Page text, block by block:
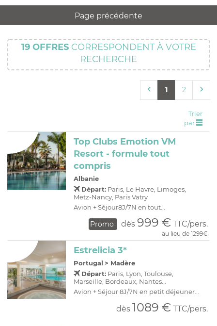
DESTINATIONS
AU DEPART DE CHEZ VOUS
SEJOURS
CIRCUITS
Page précédente
19 OFFRESCORRESPONDENT À VOTRE
RECHERCHE
1 2
Trier
par
Top Clubs Emotion VM
Resort - formule tout
compris
Albanie
Départ: Paris, Le Havre, Limoges,
Metz-Nancy, Paris Vatry
Avion + Séjour8J/7N en tout...
Promo dès 999 € TTC/pers.
au lieu de 1299€
Estrelicia 3*
Portugal > Madère
Départ: Paris, Lyon, Toulouse,
Marseille, Bordeaux, Nantes...
Avion + Séjour 8J/7N en petit déjeuner...
dès 1089 € TTC/pers.